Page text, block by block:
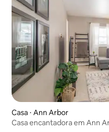
Casa ⋅ Ann Arbor
Casa encantadora em Ann